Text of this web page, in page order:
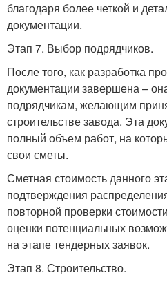
благодаря более четкой и
документации.
Этап 7. Выбор подрядчиков.
После того, как разработка
документации завершена –
подрядчикам, желающим
строительстве завода. Эта
полный объем работ, на
свои сметы.
Сметная стоимость данного
подтверждения
повторной проверки
оценки потенциальных
на этапе тендерных заявок.
Этап 8. Строительство.